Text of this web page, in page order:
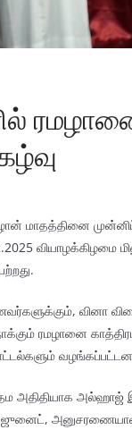
மாதத்தினை
வினா விடை
ரமழானை
அதிதியாக அல்ஹாஜ்